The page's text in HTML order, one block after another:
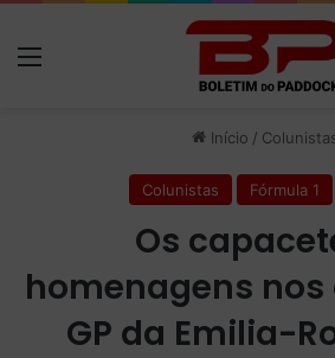
Início /
Colunistas Fórmula 1
Os
homenagens nos
GP da Emilia-